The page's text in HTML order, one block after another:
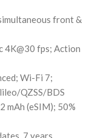
front &
4K@30 fps; Action
Wi-Fi 7;
QZSS/BDS
mAh (eSIM); 50%
7 years